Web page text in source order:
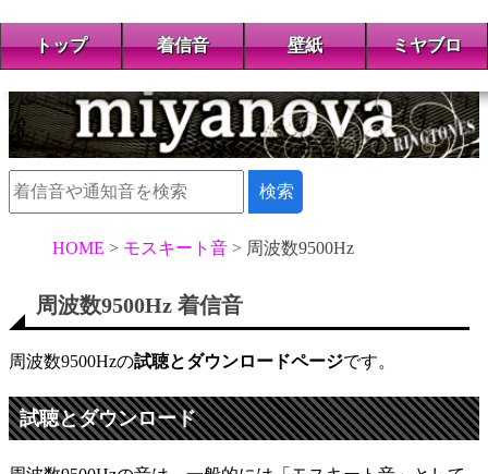
トップ 着信音 壁紙 ミヤブロ
HOME モスキート音 周波数9500Hz
周波数9500Hz 着信音
周波数9500Hzの試聴とダウンロードページです。
試聴とダウンロード